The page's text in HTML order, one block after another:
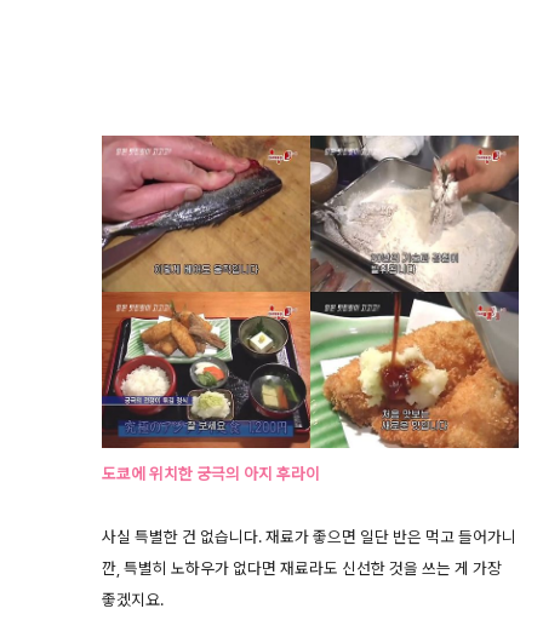
도쿄에 위치한 궁극의 아지 후라이
사실 특별한 건 없습니다. 재료가 좋으면 일단 반은 먹고 들어가니
깐, 특별히 노하우가 없다면 재료라도 신선한 것을 쓰는 게 가장
좋겠지요.